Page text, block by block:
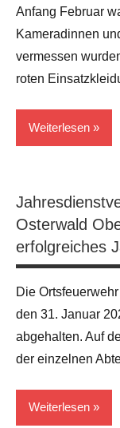
Anfang Februar
Kameradinnen
vermessen
roten
Weiterlesen
Osterwald
erfolgreiches
Die
den 31. Januar
abgehalten. Auf
der einzelnen
Weiterlesen